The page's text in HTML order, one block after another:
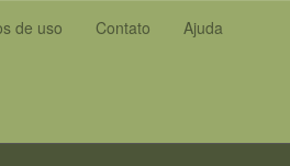
de uso Contato Ajuda